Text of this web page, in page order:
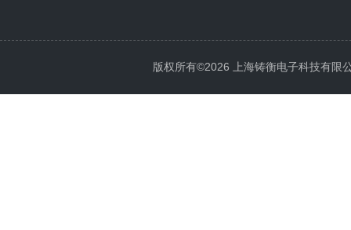
版权所有©2026 上海铸衡电子科技有